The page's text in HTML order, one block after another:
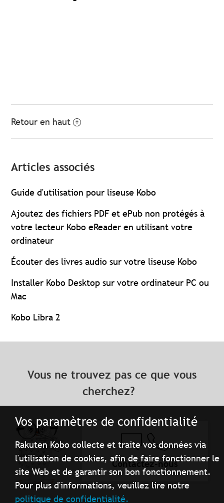
Vos paramètres de confidentialité
Rakuten Kobo collecte et traite vos données via
l'utilisation de cookies, afin de faire fonctionner le
site Web et de garantir son bon fonctionnement.
Pour plus d'informations, veuillez lire notre
politique de confidentialité.
Retour en haut
Articles associés
Guide d'utilisation pour liseuse Kobo
Ajoutez des fichiers PDF et ePub non protégés à
votre lecteur Kobo eReader en utilisant votre
ordinateur
Écouter des livres audio sur votre liseuse Kobo
Installer Kobo Desktop sur votre ordinateur PC ou
Mac
Kobo Libra 2
Vous ne trouvez pas ce que vous
cherchez?
Contactez-nous